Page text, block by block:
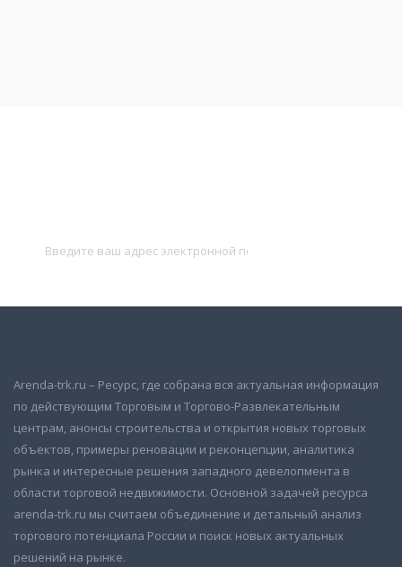
Arenda-trk.ru – Ресурс, где собрана вся актуальная информация
по действующим Торговым и Торгово-Развлекательным
центрам, анонсы строительства и открытия новых торговых
объектов, примеры реновации и реконцепции, аналитика
рынка и интересные решения западного девелопмента в
области торговой недвижимости. Основной задачей ресурса
arenda-trk.ru мы считаем объединение и детальный анализ
торгового потенциала России и поиск новых актуальных
решений на рынке.